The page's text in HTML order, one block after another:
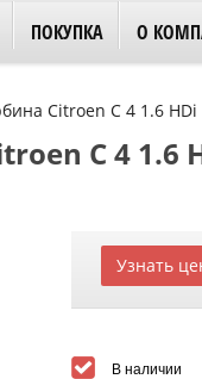
ПОКУПКА О
Citroen C 4 1.6 HDi
C 4 1.6
Узнать
В наличии